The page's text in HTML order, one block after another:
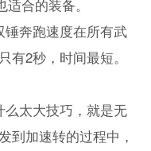
合的装备。
奔跑速度在所有武
有2秒，时间最短。
太大技巧，就是无
到加速转的过程中，